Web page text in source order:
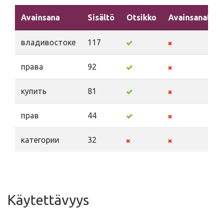
Avainsana Sisältö Otsikko Avainsanat
владивостоке 117
права 92
купить 81
прав 44
категории 32
Käytettävyys